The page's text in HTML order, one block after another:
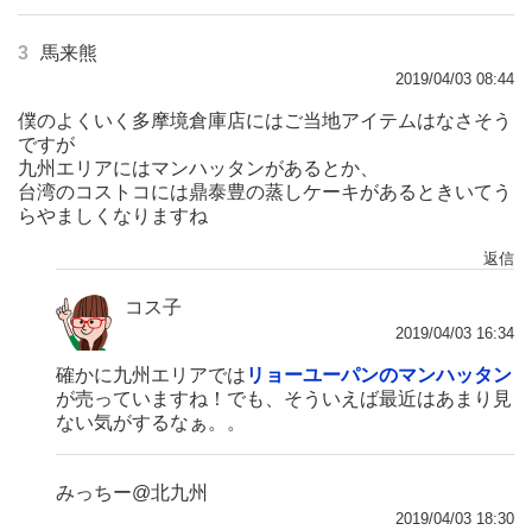
3 馬来熊
2019/04/03 08:44
僕のよくいく多摩境倉庫店にはご当地アイテムはなさそう
ですが
九州エリアにはマンハッタンがあるとか、
台湾のコストコには鼎泰豊の蒸しケーキがあるときいてう
らやましくなりますね
返信
コス子
2019/04/03 16:34
確かに九州エリアでは リョーユーパンのマンハッタン
が売っていますね！でも、そういえば最近はあまり見
ない気がするなぁ。。
みっちー@北九州
2019/04/03 18:30